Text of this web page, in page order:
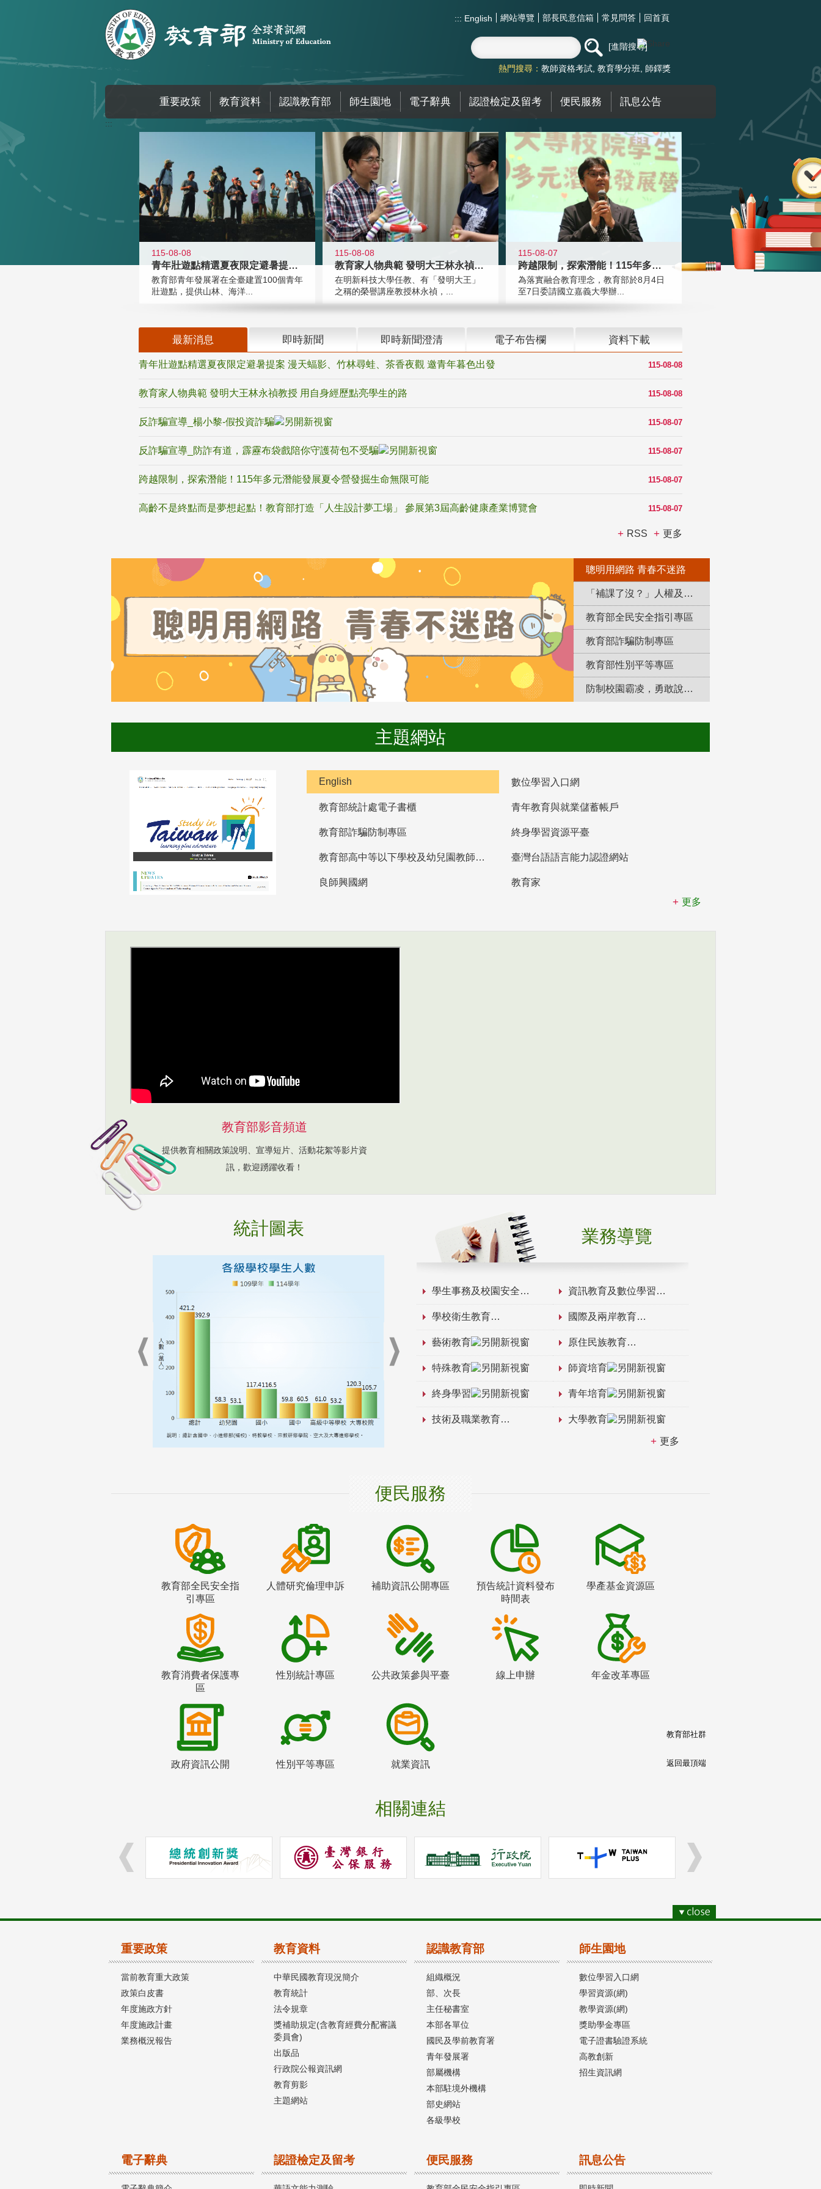
::: English 網站導覽 部長民意信箱 常見問答 回首頁
進階搜尋
熱門搜尋： 教師資格考試 教育學分班 師鐸獎
重要政策 教育資料 認識教育部 師生園地 電子辭典 認證檢定及留考 便民服務 訊息公告
:::
115-08-08
青年壯遊點精選夏夜限定避暑提案 漫
教育部青年發展署在全臺建置100個青年
壯遊點，提供山林、海洋...
115-08-08
教育家人物典範 發明大王林永禎教授
在明新科技大學任教、有「發明大王」
之稱的榮譽講座教授林永禎，...
115-08-07
跨越限制，探索潛能！115年多元潛
為落實融合教育理念，教育部於8月4日
至7日委請國立嘉義大學辦...
最新消息 即時新聞 即時新聞澄清 電子布告欄 資料下載
115-08-08
青年壯遊點精選夏夜限定避暑提案 漫天蝠影、竹林尋蛙、茶香夜觀 邀青年暮色出發
115-08-08
教育家人物典範 發明大王林永禎教授 用自身經歷點亮學生的路
115-08-07
反詐騙宣導_楊小黎-假投資詐騙
115-08-07
反詐騙宣導_防詐有道，霹靂布袋戲陪你守護荷包不受騙
115-08-07
跨越限制，探索潛能！115年多元潛能發展夏令營發掘生命無限可能
115-08-07
高齡不是終點而是夢想起點！教育部打造「人生設計夢工場」 參展第3屆高齡健康產業博覽會
RSS 更多
聰明用網路 青春不迷路
「補課了沒？」人權及轉型正義教育專區
教育部全民安全指引專區
教育部詐騙防制專區
教育部性別平等專區
防制校園霸凌，勇敢說出來！
主題網站
English 數位學習入口網
教育部統計處電子書櫃 青年教育與就業儲蓄帳戶
教育部詐騙防制專區 終身學習資源平臺
教育部高中等以下學校及幼兒園教師資格檢定考試 臺灣台語語言能力認證網站
良師興國網
教育家
更多
教育部影音頻道
提供教育相關政策說明、宣導短片、活動花絮等影片資
訊，歡迎踴躍收看！
統計圖表 業務導覽
學生事務及校園安全 資訊教育及數位學習
學校衛生教育 國際及兩岸教育
藝術教育 原住民族教育
特殊教育 師資培育
終身學習 青年培育
技術及職業教育 大學教育
更多
便民服務
教育部全民安全指
引專區
人體研究倫理申訴 補助資訊公開專區
預告統計資料發布
時間表
學產基金資源區
教育消費者保護專
區
性別統計專區 公共政策參與平臺 線上申辦 年金改革專區
政府資訊公開 性別平等專區 就業資訊
相關連結
教育部社群
返回最頂端
重要政策
當前教育重大政策
政策白皮書
年度施政方針
年度施政計畫
業務概況報告
教育資料
中華民國教育現況簡介
教育統計
法令規章
獎補助規定(含教育經費分配審議
委員會)
出版品
行政院公報資訊網
教育剪影
主題網站
認識教育部
組織概況
部、次長
主任秘書室
本部各單位
國民及學前教育署
青年發展署
部屬機構
本部駐境外機構
部史網站
各級學校
師生園地
數位學習入口網
學習資源(網)
教學資源(網)
獎助學金專區
電子證書驗證系統
高教創新
招生資訊網
電子辭典 認證檢定及留考 便民服務 訊息公告